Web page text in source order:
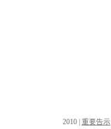
2010 | 重要告示